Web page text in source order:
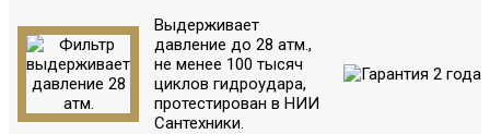
Выдерживает
давление до 28 атм.,
не менее 100 тысяч
циклов гидроудара,
протестирован в НИИ
Сантехники.